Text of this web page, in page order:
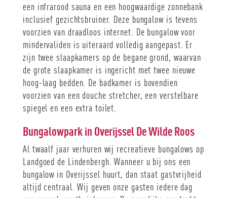
een infrarood sauna en een hoogwaardige zonnebank
inclusief gezichtsbruiner. Deze bungalow is tevens
voorzien van draadloos internet. De bungalow voor
mindervaliden is uiteraard volledig aangepast. Er
zijn twee slaapkamers op de begane grond, waarvan
de grote slaapkamer is ingericht met twee nieuwe
hoog-laag bedden. De badkamer is bovendien
voorzien van een douche stretcher, een verstelbare
spiegel en een extra toilet.
Bungalowpark in Overijssel De Wilde Roos
Al twaalf jaar verhuren wij recreatieve bungalows op
Landgoed de Lindenbergh. Wanneer u bij ons een
bungalow in Overijssel huurt, dan staat gastvrijheid
altijd centraal. Wij geven onze gasten iedere dag